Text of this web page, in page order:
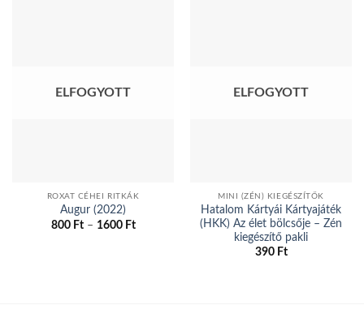
ELFOGYOTT
ROXAT CÉHEI RITKÁK
Augur (2022)
800 Ft – 1600 FtÁrtartomány:
ELFOGYOTT
MINI (ZÉN) KIEGÉSZÍTŐK
Hatalom Kártyái Kártyajáték
(HKK) Az élet bölcsője – Zén
kiegészítő pakli
390 Ft